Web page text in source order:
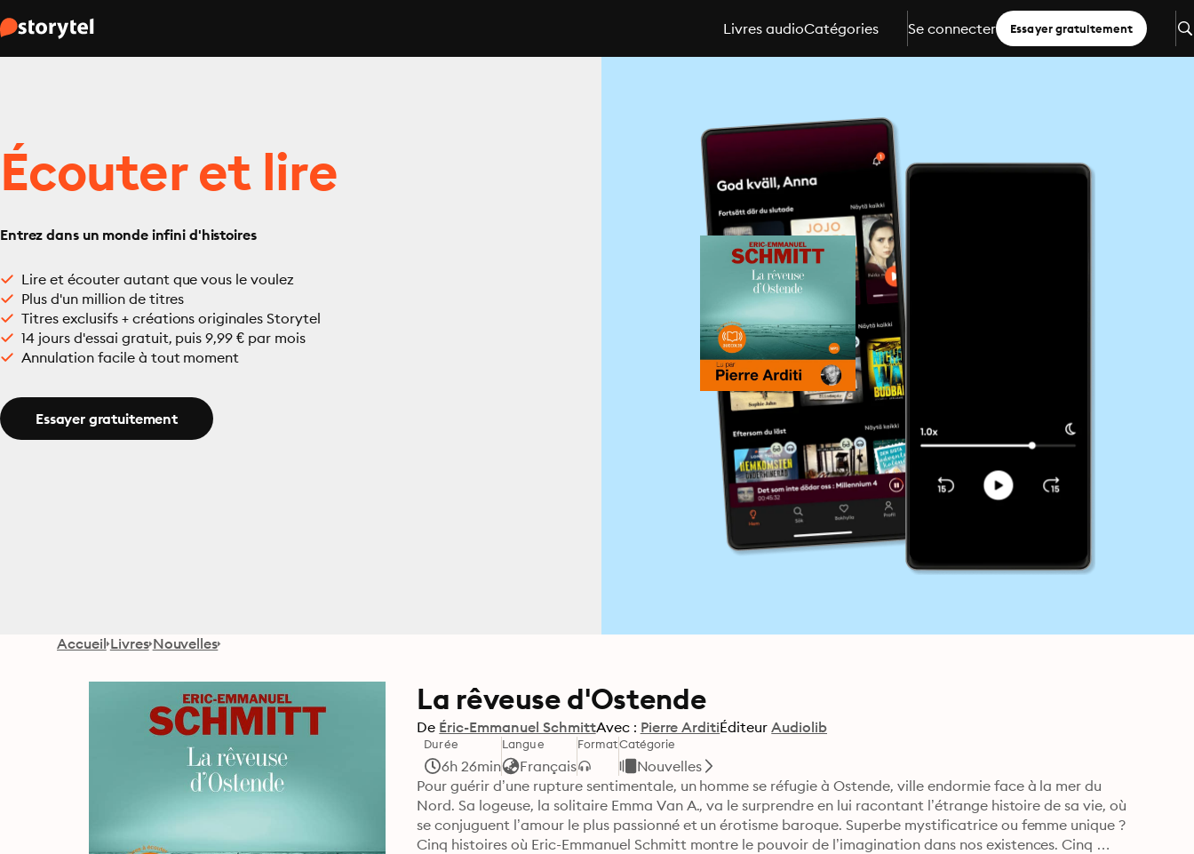
Livres audioCatégories Se connecter Essayer gratuitement
Écouter et lire
Entrez dans un monde infini d'histoires
Lire et écouter autant que vous le voulez
Plus d'un million de titres
Titres exclusifs + créations originales Storytel
14 jours d'essai gratuit, puis 9,99 € par mois
Annulation facile à tout moment
Essayer gratuitement
Accueil Livres Nouvelles
La rêveuse d'Ostende
De Éric-Emmanuel SchmittAvec : Pierre ArditiÉditeur Audiolib
Durée
6h 26min
Langue
Français
FormatCatégorie
Nouvelles
Pour guérir d’une rupture sentimentale, un homme se réfugie à Ostende, ville endormie face à la mer du
Nord. Sa logeuse, la solitaire Emma Van A., va le surprendre en lui racontant l’étrange histoire de sa vie, où
se conjuguent l’amour le plus passionné et un érotisme baroque. Superbe mystificatrice ou femme unique ?
Cinq histoires où Eric-Emmanuel Schmitt montre le pouvoir de l’imagination dans nos existences. Cinq